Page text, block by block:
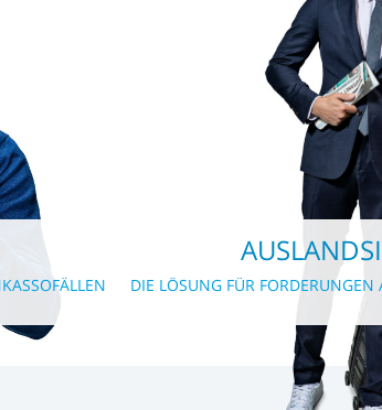
DIE LÖSUNG FÜR